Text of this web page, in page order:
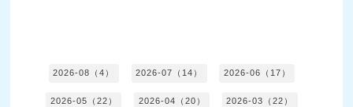
2026-08（4） 2026-07（14） 2026-06（17）
2026-05（22） 2026-04（20） 2026-03（22）